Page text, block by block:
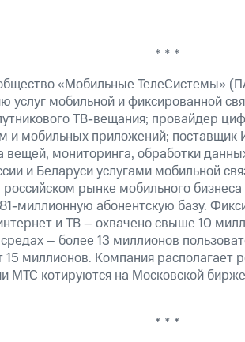
* * *
«Мобильные ТелеСистемы»
услуг мобильной и фиксированной
ТВ-вещания; провайдер
и мобильных приложений;
вещей, мониторинга, обработки
и Беларуси услугами мобильной
рынке мобильного
миллионную абонентскую базу.
и ТВ – охвачено свыше 10
– более 13 миллионов
миллионов. Компания располагает
МТС котируются на Московской
* * *